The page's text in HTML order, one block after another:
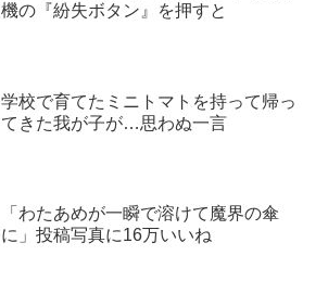
機の『紛失ボタン』を押すと
学校で育てたミニトマトを持って帰っ
てきた我が子が…思わぬ一言
「わたあめが一瞬で溶けて魔界の傘
に」投稿写真に16万いいね